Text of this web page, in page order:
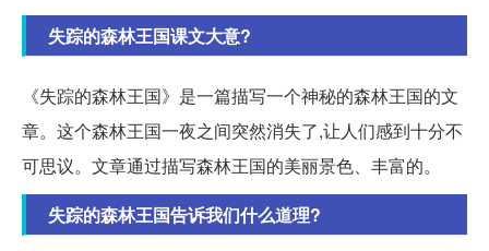
失踪的森林王国课文大意?
《失踪的森林王国》是一篇描写一个神秘的森林王国的文
章。这个森林王国一夜之间突然消失了,让人们感到十分不
可思议。文章通过描写森林王国的美丽景色、丰富的。
失踪的森林王国告诉我们什么道理?